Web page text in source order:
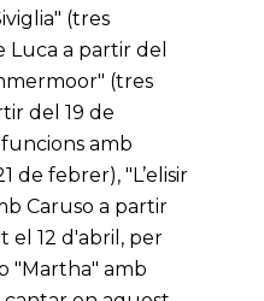
(tres
a partir del
(tres
del 19 de
amb
de febrer), "L’elisir
Caruso a partir
el 12 d'abril, per
"Martha" amb